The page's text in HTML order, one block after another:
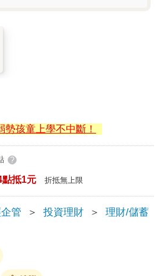
孩童上學不中斷！
?
點抵1元 折抵無上限
管 ＞ 投資理財 ＞ 理財/儲蓄